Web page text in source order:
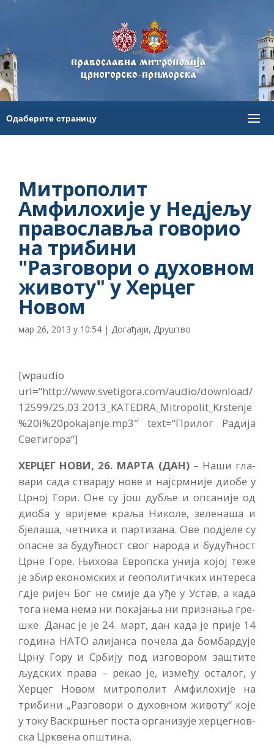
Митрополит
Амфилохије у Недјељу
православља говорио
на трибини
"Разговори о духовном
животу" у Херцег
Новом
мар 26, 2013 у 10:54 | Догађаји, Друштво
[wpaudio
url=“http://www.svetigora.com/audio/download/
12599/25.03.2013_KATEDRA_Mitropolit_Krstenje
%20i%20pokajanje.mp3″ text=“Прилог Радија
Светигора“]
ХЕРЦЕГ НОВИ, 26. МАРТА (ДАН)– На­ши гла­
ва­ри са­да ства­ра­ју но­ве и нај­срм­ни­је ди­о­бе у
Цр­ној Го­ри. Оне су још ду­бље и оп­са­ни­је од
ди­о­ба у ври­је­ме кра­ља Ни­ко­ле, зе­ле­на­ша и
бје­ла­ша, чет­ни­ка и пар­ти­за­на. Ове по­дје­ле су
опа­сне за бу­дућ­ност свог на­ро­да и бу­дућ­ност
Цр­не Го­ре. Њи­хо­ва Европ­ска уни­ја ко­јој те­же
је збир еко­ном­ских и ге­о­по­ли­тич­ких ин­те­ре­са
гдје ри­јеч Бог не сми­је да уђе у Устав, а ка­да
то­га не­ма не­ма ни по­ка­ја­ња ни при­зна­ња гре­
шке. Да­нас је је 24. март, дан ка­да је при­је 14
го­ди­на НА­ТО али­јан­са по­че­ла да бом­бар­ду­је
Цр­ну Го­ру и Ср­би­ју под из­го­во­ром за­шти­те
људ­ских пра­ва – ре­као је, из­ме­ђу оста­лог, у
Хер­цег Но­вом ми­тро­по­лит Ам­фи­ло­хи­је на
три­би­ни „Раз­го­во­ри о ду­хов­ном жи­во­ту“ ко­је
у то­ку Вас­кр­шњег по­ста ор­га­ни­зу­је хер­цег­нов­
ска Цр­кве­на оп­шти­на.